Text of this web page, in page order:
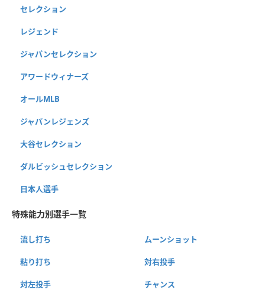
セレクション
レジェンド
ジャパンセレクション
アワードウィナーズ
オールMLB
ジャパンレジェンズ
大谷セレクション
ダルビッシュセレクション
日本人選手
特殊能力別選手一覧
流し打ち ムーンショット
粘り打ち 対右投手
対左投手 チャンス